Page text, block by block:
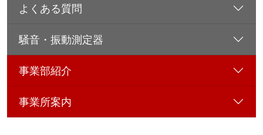
よくある質問
騒音・振動測定器
事業部紹介
事業所案内